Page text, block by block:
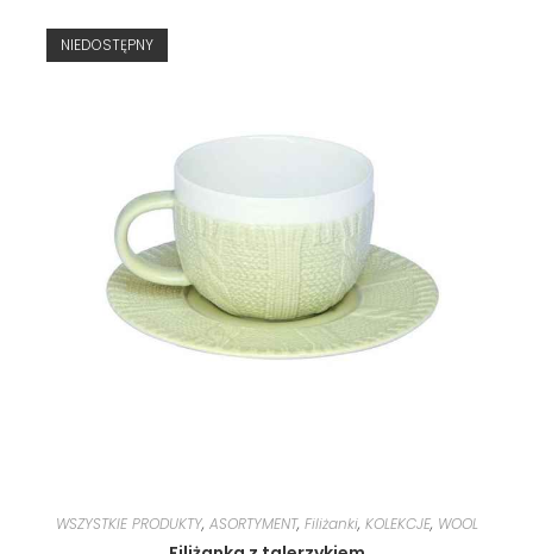
NIEDOSTĘPNY
WSZYSTKIE PRODUKTY, ASORTYMENT, Filiżanki, KOLEKCJE, WOOL